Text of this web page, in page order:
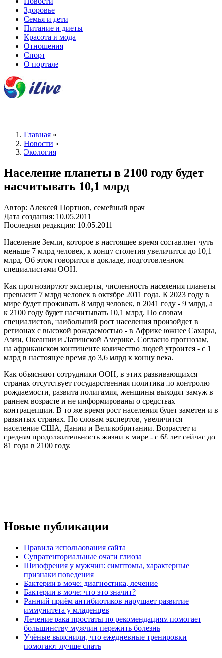
Здоровье
Семья и дети
Питание и диеты
Красота и мода
Отношения
Спорт
О портале
Главная »
Новости »
Экология
Население планеты в 2100 году будет
насчитывать 10,1 млрд
Автор: Алексей Портнов, семейный врач
Дата создания: 10.05.2011
Последняя редакция: 10.05.2011
Население Земли, которое в настоящее время составляет чуть
меньше 7 млрд человек, к концу столетия увеличится до 10,1
млрд. Об этом говорится в докладе, подготовленном
специалистами ООН.
Как прогнозируют эксперты, численность населения планеты
превысит 7 млрд человек в октябре 2011 года. К 2023 году в
мире будет проживать 8 млрд человек, в 2041 году - 9 млрд, а
к 2100 году будет насчитывать 10,1 млрд. По словам
специалистов, наибольший рост населения произойдет в
регионах с высокой рождаемостью - в Африке южнее Сахары,
Азии, Океании и Латинской Америке. Согласно прогнозам,
на африканском континенте количество людей утроится - с 1
млрд в настоящее время до 3,6 млрд к концу века.
Как объясняют сотрудники ООН, в этих развивающихся
странах отсутствует государственная политика по контролю
рождаемости, развита полигамия, женщины выходят замуж в
раннем возрасте и не информированы о средствах
контрацепции. В то же время рост населения будет заметен и в
развитых странах. По словам экспертов, увеличится
население США, Дании и Великобритании. Возрастет и
средняя продолжительность жизни в мире - с 68 лет сейчас до
81 года в 2100 году.
Новые публикации
Правила использования сайта
Супратенториальные очаги глиоза
Шизофрения у мужчин: симптомы, характерные
признаки поведения
Бактерии в моче: диагностика, лечение
Бактерии в моче: что это значит?
Ранний приём антибиотиков нарушает развитие
иммунитета у младенцев
Лечение рака простаты по рекомендациям помогает
большинству мужчин пережить болезнь
Учёные выяснили, что ежедневные тренировки
помогают лучше спать